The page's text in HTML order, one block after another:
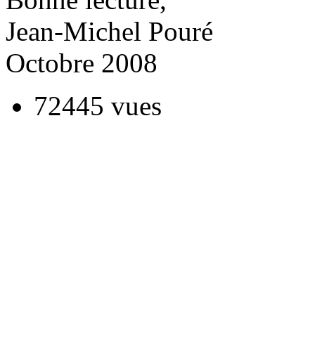
Jean-Michel Pouré
Octobre 2008
72445 vues